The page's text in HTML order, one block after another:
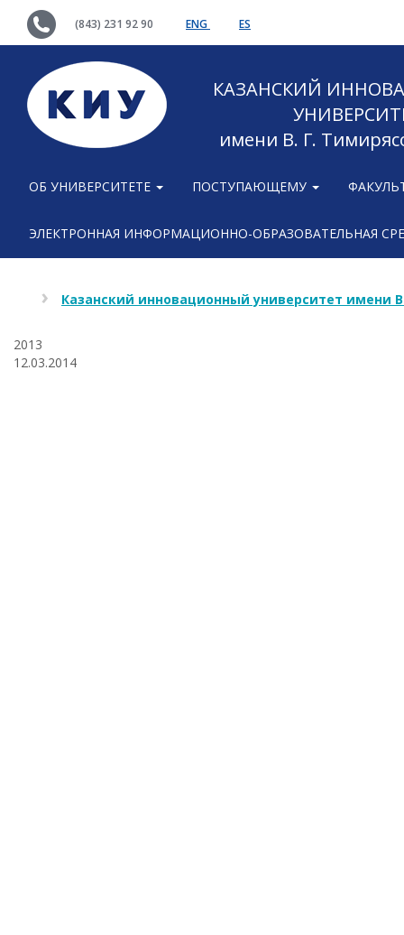
(843) 231 92 90 ENG ES
КАЗАНСКИЙ
имени В. Г.
ОБ УНИВЕРСИТЕТЕ ПОСТУПАЮЩЕМУ
ЭЛЕКТРОННАЯ ИНФОРМАЦИОННО-ОБРАЗОВАТЕЛЬНАЯ
Казанский инновационный университет имени
2013
12.03.2014